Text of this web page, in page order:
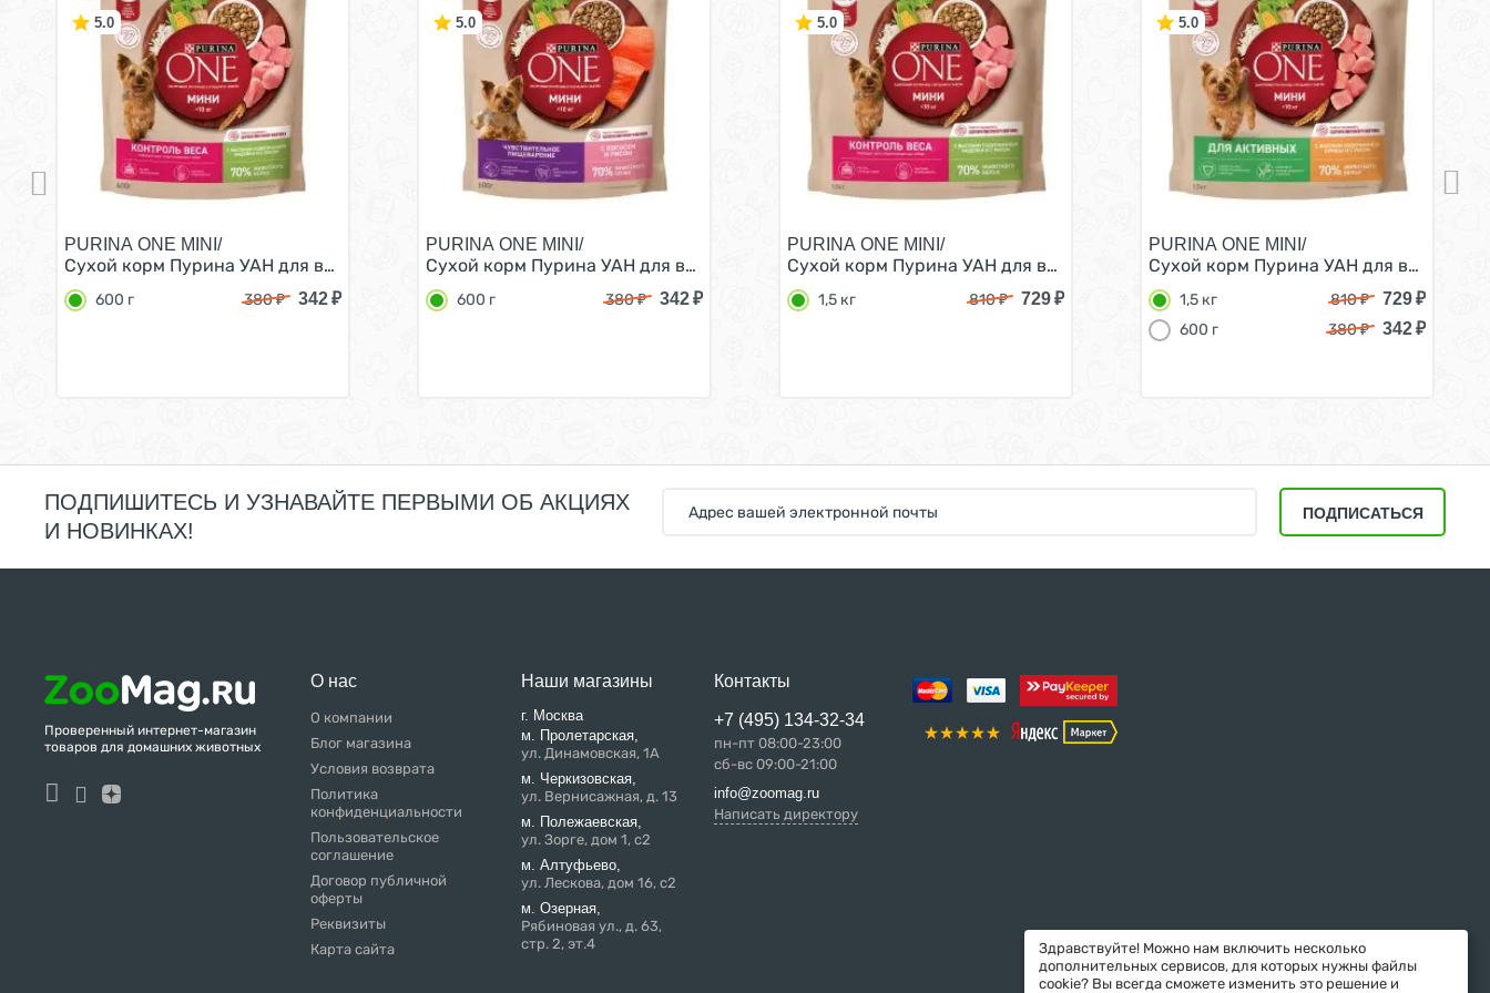
5.0
PURINA ONE MINI/
Сухой корм Пурина УАН для взрослых собак мелких пород при склоннности к набору веса с индейкой 600 г
600 г 380₽ 342₽
5.0
PURINA ONE MINI/
Сухой корм Пурина УАН для взрослых собак мелких пород при чувствительном пищеварении с лососем 600 г
600 г 380₽ 342₽
5.0
PURINA ONE MINI/
Сухой корм Пурина УАН для взрослых собак мелких пород при склоннности к
1,5 кг 810₽ 729₽
5.0
PURINA ONE MINI/
Сухой корм Пурина УАН для взрослых
1,5 кг 810₽ 729₽
600 г
380₽ 342₽
ПОДПИШИТЕСЬ И УЗНАВАЙТЕ ПЕРВЫМИ ОБ АКЦИЯХ
И НОВИНКАХ!
ПОДПИСАТЬСЯ
Проверенный интернет-магазин
товаров для домашних животных
О нас
О компании
Блог магазина
Условия возврата
Политика
конфиденциальности
Пользовательское
соглашение
Договор публичной
оферты
Реквизиты
Карта сайта
Наши магазины
г. Москва
м. Пролетарская,
ул. Динамовская, 1А
м. Черкизовская,
ул. Вернисажная, д. 13
м. Полежаевская,
ул. Зорге, дом 1, с2
м. Алтуфьево,
ул. Лескова, дом 16, с2
м. Озерная,
Рябиновая ул., д. 63,
стр. 2, эт.4
Контакты
+7 (495) 134-32-34
пн-пт 08:00-23:00
сб-вс 09:00-21:00
info@zoomag.ru
Написать директору
Здравствуйте! Можно нам включить несколько
дополнительных сервисов, для которых нужны файлы
cookie? Вы всегда сможете изменить это решение и